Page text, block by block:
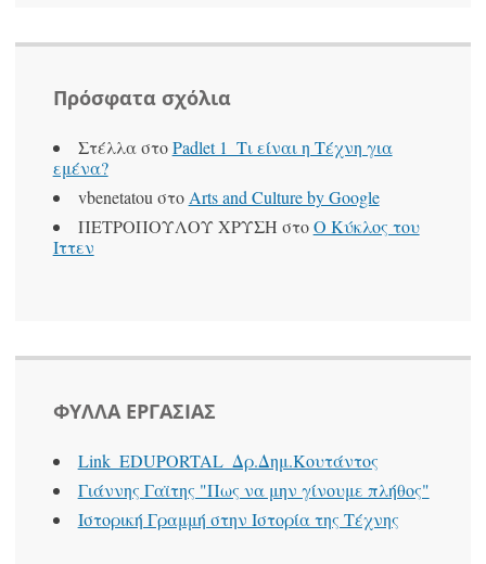
Πρόσφατα σχόλια
ΣτέλλαστοPadlet 1_Τι είναι η Τέχνη για
εμένα?
vbenetatou στο Arts and Culture by Google
ΠΕΤΡΟΠΟΥΛΟΥ ΧΡΥΣΗ στοΟ Κύκλος του
Ιττεν
ΦΥΛΛΑ ΕΡΓΑΣΙΑΣ
Link_EDUPORTAL_Δρ.Δημ.Κουτάντος
Γιάννης Γαϊτης "Πως να μην γίνουμε πλήθος"
Ιστορική Γραμμή στην Ιστορία της Τέχνης